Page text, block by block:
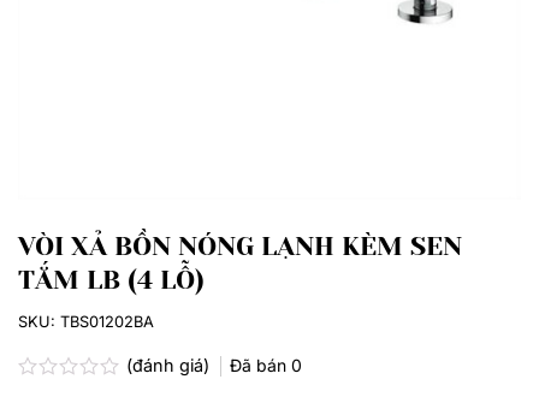
VÒI XẢ BỒN NÓNG LẠNH KÈM SEN
TẮM LB (4 LỖ)
(đánh giá) Đã bán 0
SKU: TBS01202BA